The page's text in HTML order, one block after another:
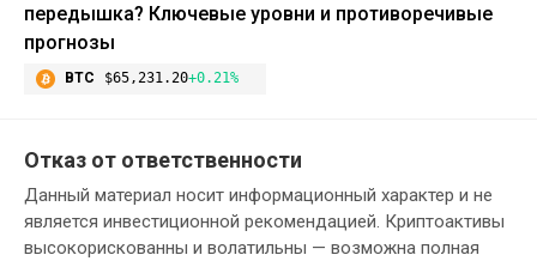
передышка? Ключевые уровни и противоречивые
прогнозы
BTC $65,231.20+0.21%
Отказ от ответственности
Данный материал носит информационный характер и не
является инвестиционной рекомендацией. Криптоактивы
высокорискованны и волатильны — возможна полная